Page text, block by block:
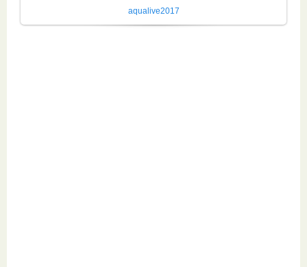
aqualive2017